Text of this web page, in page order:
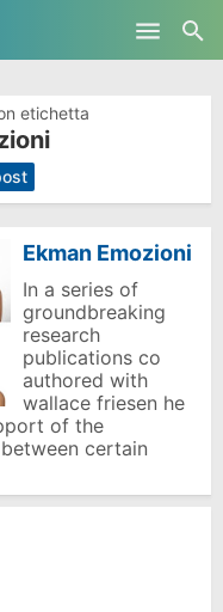
etichetta
Ekman Emozioni
In a series of
groundbreaking
research
publications co
authored with
wallace friesen he
of the
certain